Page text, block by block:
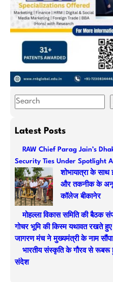
S
a
h
Latest Posts
RAW Chief Parag Jain’s
Security Ties Under Spotlight
शोभायात्रा के
और तकनीक के अनूठे
कॉलेज बीकानेर
मोहल्ला विकास समिति की बैठक
गोचर भूमि की किस्म यथावत रखते हुए
जागरण मंच ने मुख्यमंत्री के नाम सौंपा
भारतीय संस्कृति के गौरव से रूबरू
संदेश